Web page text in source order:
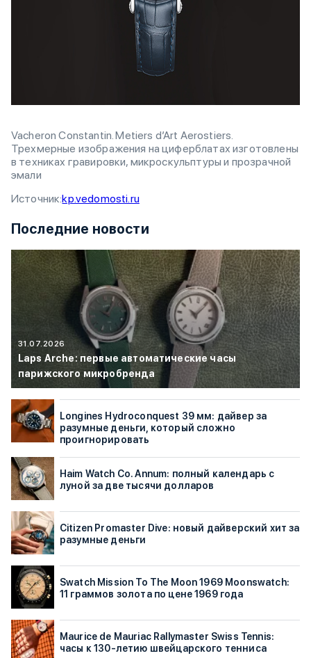
Vacheron Constantin. Metiers d’Art Aerostiers.
Трехмерные изображения на циферблатах изготовлены
в техниках гравировки, микроскульптуры и прозрачной
эмали
Источник:kp.vedomosti.ru
Последние новости
31.07.2026
Laps Arche: первые автоматические часы
парижского микробренда
Longines Hydroconquest 39 мм: дайвер за
разумные деньги, который сложно
проигнорировать
Haim Watch Co. Annum: полный календарь с
луной за две тысячи долларов
Citizen Promaster Dive: новый дайверский хит за
разумные деньги
Swatch Mission To The Moon 1969 Moonswatch:
11 граммов золота по цене 1969 года
Maurice de Mauriac Rallymaster Swiss Tennis:
часы к 130-летию швейцарского тенниса